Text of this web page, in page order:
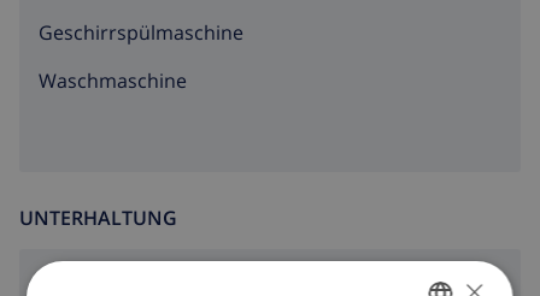
Geschirrspülmaschine
Waschmaschine
UNTERHALTUNG